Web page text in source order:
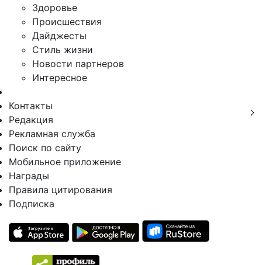
Здоровье
Происшествия
Дайджесты
Стиль жизни
Новости партнеров
Интересное
Контакты
Редакция
Рекламная служба
Поиск по сайту
Мобильное приложение
Награды
Правила цитирования
Подписка